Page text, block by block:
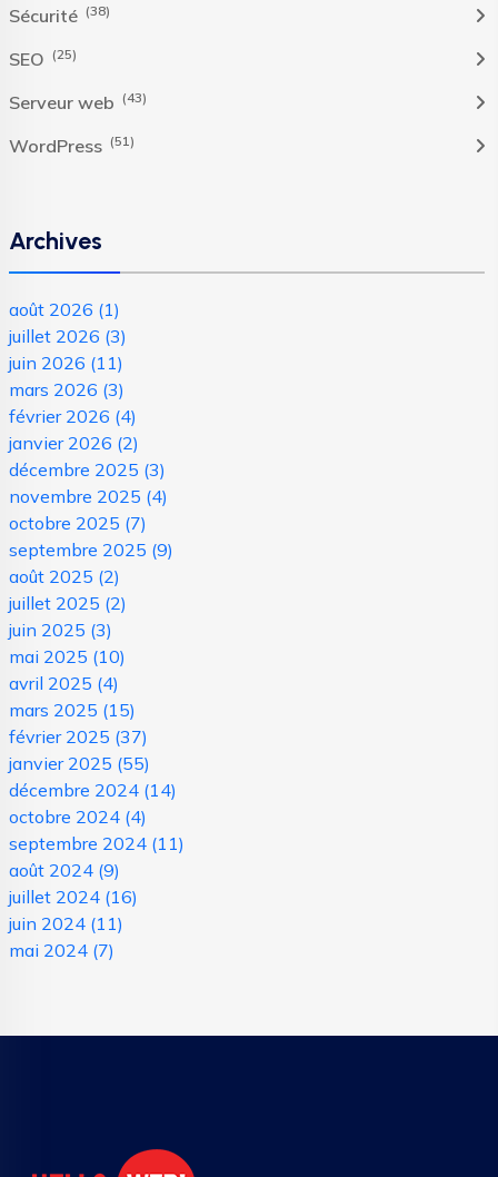
Sécurité (38)
SEO (25)
Serveur web (43)
WordPress (51)
Archives
août 2026 (1)
juillet 2026 (3)
juin 2026 (11)
mars 2026 (3)
février 2026 (4)
janvier 2026 (2)
décembre 2025 (3)
novembre 2025 (4)
octobre 2025 (7)
septembre 2025 (9)
août 2025 (2)
juillet 2025 (2)
juin 2025 (3)
mai 2025 (10)
avril 2025 (4)
mars 2025 (15)
février 2025 (37)
janvier 2025 (55)
décembre 2024 (14)
octobre 2024 (4)
septembre 2024 (11)
août 2024 (9)
juillet 2024 (16)
juin 2024 (11)
mai 2024 (7)